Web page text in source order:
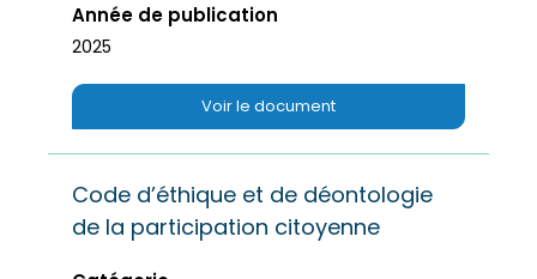
Année de publication
2025
Voir le document
Code d’éthique et de déontologie
de la participation citoyenne